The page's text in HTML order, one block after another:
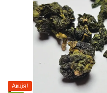
Акція!